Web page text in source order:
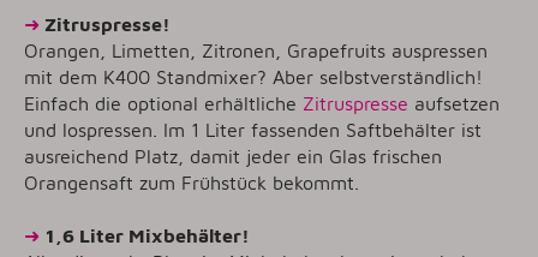
➜ Zitruspresse!
Orangen, Limetten, Zitronen, Grapefruits auspressen
mit dem K400 Standmixer? Aber selbstverständlich!
Einfach die optional erhältliche Zitruspresse aufsetzen
und lospressen. Im 1 Liter fassenden Saftbehälter ist
ausreichend Platz, damit jeder ein Glas frischen
Orangensaft zum Frühstück bekommt.
➜ 1,6 Liter Mixbehälter!